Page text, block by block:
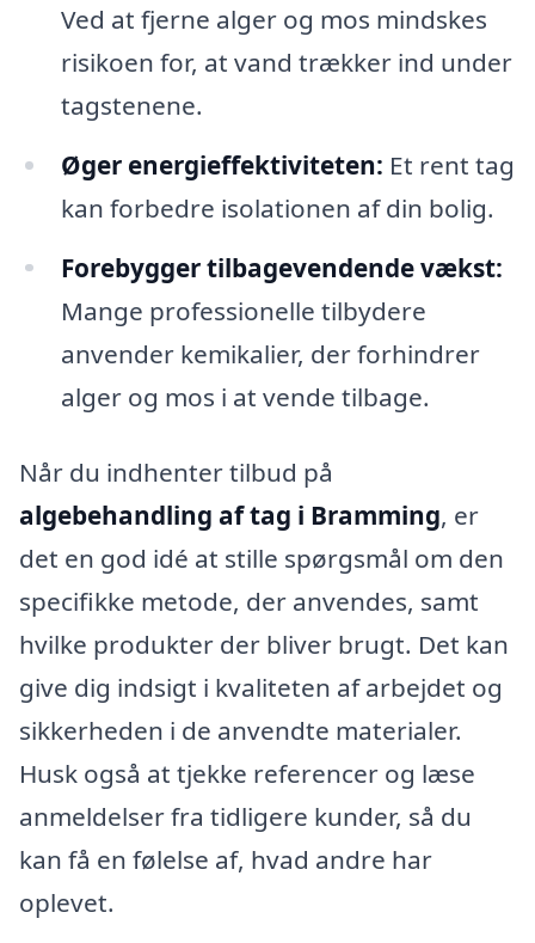
Ved at fjerne alger og mos mindskes
risikoen for, at vand trækker ind under
tagstenene.
Øger energieffektiviteten: Et rent tag
kan forbedre isolationen af din bolig.
Forebygger tilbagevendende vækst:
Mange professionelle tilbydere
anvender kemikalier, der forhindrer
alger og mos i at vende tilbage.
Når du indhenter tilbud på
algebehandling af tag i Bramming, er
det en god idé at stille spørgsmål om den
specifikke metode, der anvendes, samt
hvilke produkter der bliver brugt. Det kan
give dig indsigt i kvaliteten af arbejdet og
sikkerheden i de anvendte materialer.
Husk også at tjekke referencer og læse
anmeldelser fra tidligere kunder, så du
kan få en følelse af, hvad andre har
oplevet.